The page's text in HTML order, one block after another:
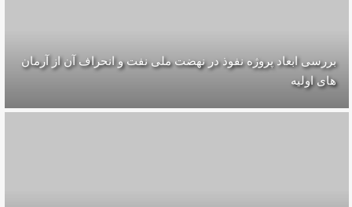
بررسی ابعاد پروژه نفوذ در نهضت ملی نفت و انحراف آن از آرمان
های اولیه